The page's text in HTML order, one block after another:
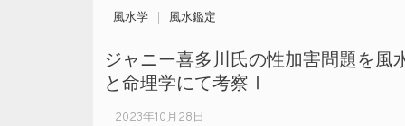
風水学 風水鑑定
ジャニー喜多川氏の性加害問題を風
と命理学にて考察Ⅰ
2023年10月28日